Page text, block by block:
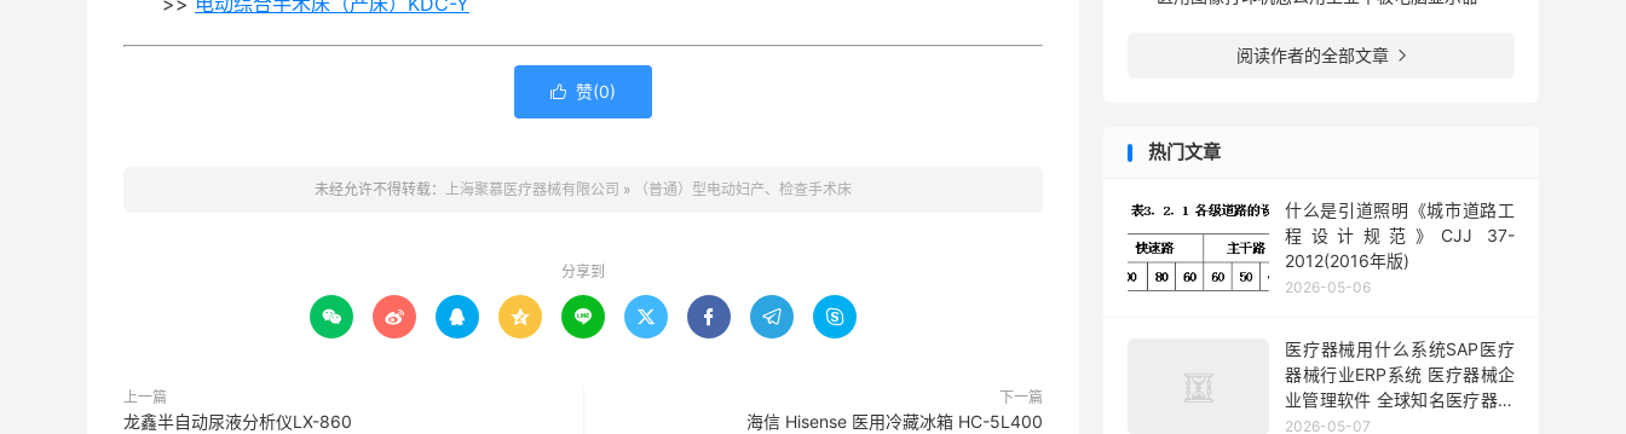
 赞(0)
未经允许不得转载： 上海聚慕医疗器械有限公司 » （普通）型电动妇产、检查手术床
分享到
        
上一篇
龙鑫半自动尿液分析仪LX-860
下一篇
海信 Hisense 医用冷藏冰箱 HC-5L400
阅读作者的全部文章 
热门文章
什么是引道照明《城市道路工
程设计规范》CJJ 37-
2012(2016年版) ​
2026-05-06
医疗器械用什么系统SAP医疗
器械行业ERP系统 医疗器械企
业管理软件 全球知名医疗器械
生产公司都在用
2026-05-07